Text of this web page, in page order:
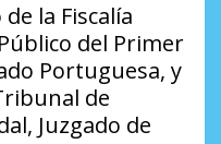
la Fiscalía
del Primer
Portuguesa, y
de
Juzgado de